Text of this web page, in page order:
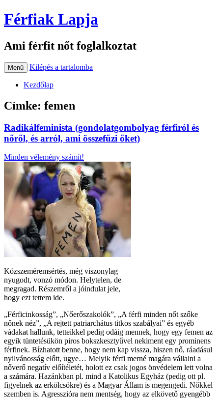
Férfiak Lapja
Ami férfit nőt foglalkoztat
Menü Kilépés a tartalomba
Kezdőlap
Címke: femen
Radikálfeminista (gondolatgombolyag férfiról és
nőről, és arról, ami összefűzi őket)
Minden vélemény számít!
Közszeméremsértés, még viszonylag
nyugodt, vonzó módon. Helytelen, de
megragad. Részemről a jóindulat jele,
hogy ezt tettem ide.
„Férficinkosság”, „Nőerőszakolók”, „A férfi minden nőt szőke
nőnek néz”, „A rejtett patriarchátus titkos szabályai” és egyéb
vádakat hallunk, tetteikkel pedig odáig mennek, hogy egy femen az
egyik tüntetésükön piros bokszkesztyűvel nekiment egy prominens
férfinek. Bízhatott benne, hogy nem kap vissza, hiszen nő, ráadásul
nyilvánosság előtt, ugye… Melyik férfi merné magára vállalni a
nőverő negatív előítéletét, holott ez csak jogos önvédelem lett volna
a számára. Hazánkban pl. mind a Katolikus Egyház (pedig ott pl.
figyelnek az erkölcsökre) és a Magyar Állam is megengedi. Nőkkel
szemben is. Agresszióra nem mentség, hogy az elkövető gyengébb